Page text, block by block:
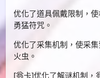
优化了道具佩戴限制，
勇猛符咒。
优化了采集机制，使采
火虫。
[翁卡]优化了解谜机制，